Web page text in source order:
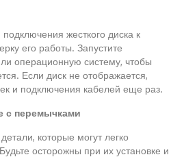
жесткого диска к
его работы. Запустите
операционную систему, чтобы
Если диск не отображается,
и подключения кабелей еще раз.
с перемычками
которые могут легко
осторожны при их установке и